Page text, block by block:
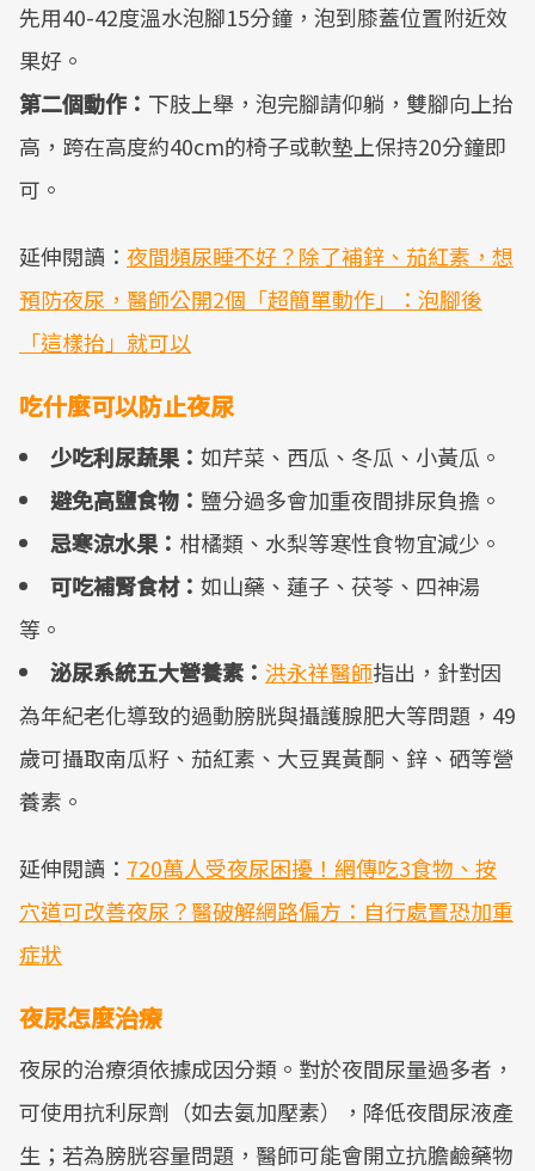
先用40-42度溫水泡腳15分鐘，泡到膝蓋位置附近效
果好。
第二個動作： 下肢上舉，泡完腳請仰躺，雙腳向上抬
高，跨在高度約40cm的椅子或軟墊上保持20分鐘即
可。
延伸閱讀： 夜間頻尿睡不好？除了補鋅、茄紅素，想
預防夜尿，醫師公開2個「超簡單動作」：泡腳後
「這樣抬」就可以
吃什麼可以防止夜尿
少吃利尿蔬果： 如芹菜、西瓜、冬瓜、小黃瓜。
避免高鹽食物： 鹽分過多會加重夜間排尿負擔。
忌寒涼水果： 柑橘類、水梨等寒性食物宜減少。
可吃補腎食材： 如山藥、蓮子、茯苓、四神湯
等。
泌尿系統五大營養素： 洪永祥醫師指出，針對因
為年紀老化導致的過動膀胱與攝護腺肥大等問題，49
歲可攝取南瓜籽、茄紅素、大豆異黃酮、鋅、硒等營
養素。
延伸閱讀： 720萬人受夜尿困擾！網傳吃3食物、按
穴道可改善夜尿？醫破解網路偏方：自行處置恐加重
症狀
夜尿怎麼治療
夜尿的治療須依據成因分類。對於夜間尿量過多者，
可使用抗利尿劑（如去氨加壓素），降低夜間尿液產
生；若為膀胱容量問題，醫師可能會開立抗膽鹼藥物